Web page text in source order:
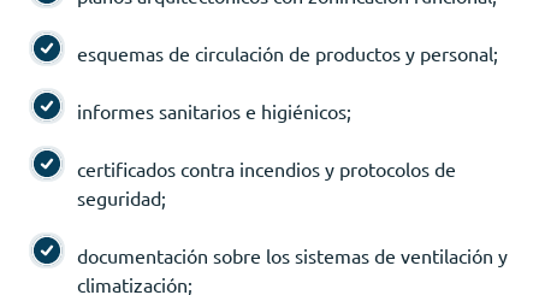
esquemas de circulación de productos y personal;
informes sanitarios e higiénicos;
certificados contra incendios y protocolos de
seguridad;
documentación sobre los sistemas de ventilación y
climatización;